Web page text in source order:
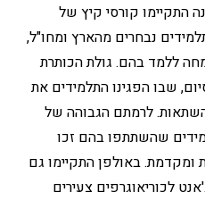
התקיימו קורסי קיץ של
נבחרים מהארץ ומחו"ל,
ללמד בהם. גולת הכותרת
שבו הפגינו התלמידים את
לרמתם הגבוהה של
שהשתתפו בהם זכו
ומקדמת. באולפן התקיימו גם
לכוריאוגרפים צעירים